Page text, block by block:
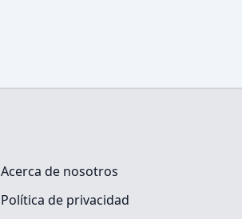
Acerca de nosotros
Política de privacidad